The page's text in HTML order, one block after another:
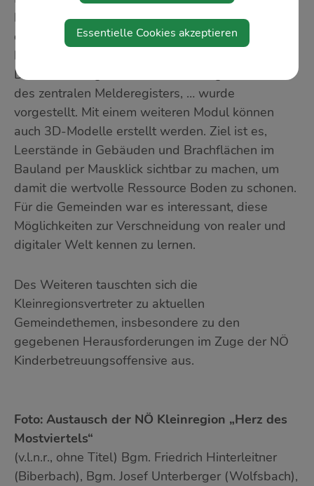
bildete ein Fachvortrag der Firma GISquadrat. Ein
digitales Tool zur optimalen Nutzung und Analyse
bereits vorhandener statischer und dynamischer
Daten, wie Registerdaten, Widmungen, Daten
des zentralen Melderegisters, … wurde
vorgestellt. Mit einem weiteren Modul können
auch 3D-Modelle erstellt werden. Ziel ist es,
Leerstände in Gebäuden und Brachflächen im
Bauland per Mausklick sichtbar zu machen, um
damit die wertvolle Ressource Boden zu schonen.
Für die Gemeinden war es interessant, diese
Möglichkeiten zur Verschneidung von realer und
digitaler Welt kennen zu lernen.
Des Weiteren tauschten sich die
Kleinregionsvertreter zu aktuellen
Gemeindethemen, insbesondere zu den
gegebenen Herausforderungen im Zuge der NÖ
Kinderbetreuungsoffensive aus.
Foto: Austausch der NÖ Kleinregion „Herz des
Mostviertels“
(v.l.n.r., ohne Titel) Bgm. Friedrich Hinterleitner
(Biberbach), Bgm. Josef Unterberger (Wolfsbach),
Essentielle Cookies akzeptieren